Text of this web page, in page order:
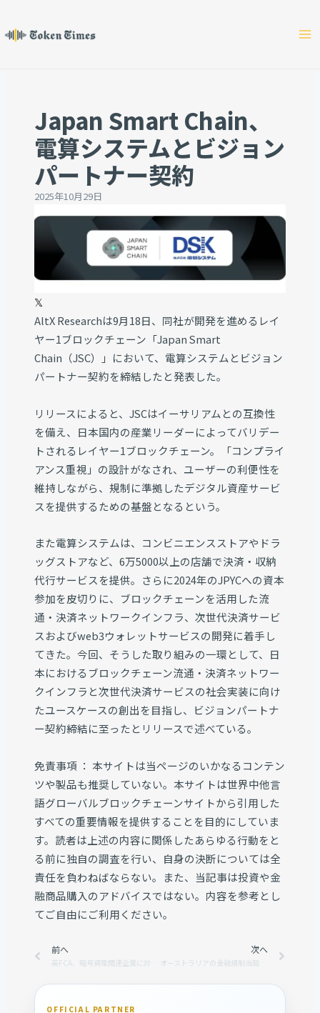
to
content
Japan Smart Chain、
電算システムとビジョン
パートナー契約
2025年10月29日
𝕏
AltX Researchは9月18日、同社が開発を進めるレイ
ヤー1ブロックチェーン「Japan Smart
Chain（JSC）」において、電算システムとビジョン
パートナー契約を締結したと発表した。
リリースによると、JSCはイーサリアムとの互換性
を備え、日本国内の産業リーダーによってバリデー
トされるレイヤー1ブロックチェーン。「コンプライ
アンス重視」の設計がなされ、ユーザーの利便性を
維持しながら、規制に準拠したデジタル資産サービ
スを提供するための基盤となるという。
また電算システムは、コンビニエンスストアやドラ
ッグストアなど、6万5000以上の店舗で決済・収納
代行サービスを提供。さらに2024年のJPYCへの資本
参加を皮切りに、ブロックチェーンを活用した流
通・決済ネットワークインフラ、次世代決済サービ
スおよびweb3ウォレットサービスの開発に着手し
てきた。今回、そうした取り組みの一環として、日
本におけるブロックチェーン流通・決済ネットワー
クインフラと次世代決済サービスの社会実装に向け
たユースケースの創出を目指し、ビジョンパートナ
ー契約締結に至ったとリリースで述べている。
免責事項 ： 本サイトは当ページのいかなるコンテン
ツや製品も推奨していない。本サイトは世界中他言
語グローバルブロックチェーンサイトから引用した
すべての重要情報を提供することを目的にしていま
す。読者は上述の内容に関係したあらゆる行動をと
る前に独自の調査を行い、自身の決断については全
責任を負わねばならない。また、当記事は投資や金
融商品購入のアドバイスではない。内容を参考とし
てご自由にご利用ください。
Prev
前へ 次へ Next
OFFICIAL PARTNER